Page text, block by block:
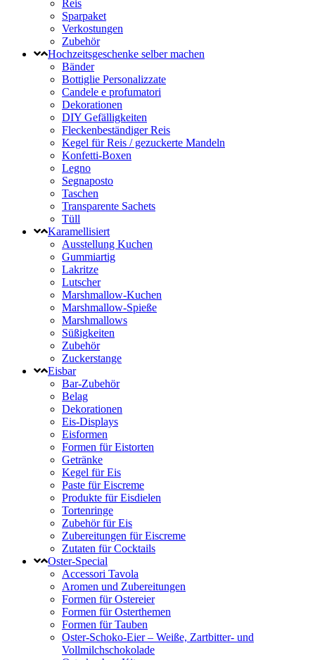
Reis
Sparpaket
Verkostungen
Zubehör
Hochzeitsgeschenke selber machen
Bänder
Bottiglie Personalizzate
Candele e profumatori
Dekorationen
DIY Gefälligkeiten
Fleckenbeständiger Reis
Kegel für Reis / gezuckerte Mandeln
Konfetti-Boxen
Legno
Segnaposto
Taschen
Transparente Sachets
Tüll
Karamellisiert
Ausstellung Kuchen
Gummiartig
Lakritze
Lutscher
Marshmallow-Kuchen
Marshmallow-Spieße
Marshmallows
Süßigkeiten
Zubehör
Zuckerstange
Eisbar
Bar-Zubehör
Belag
Dekorationen
Eis-Displays
Eisformen
Formen für Eistorten
Getränke
Kegel für Eis
Paste für Eiscreme
Produkte für Eisdielen
Tortenringe
Zubehör für Eis
Zubereitungen für Eiscreme
Zutaten für Cocktails
Oster-Special
Accessori Tavola
Aromen und Zubereitungen
Formen für Ostereier
Formen für Osterthemen
Formen für Tauben
Oster-Schoko-Eier – Weiße, Zartbitter- und
Vollmilchschokolade